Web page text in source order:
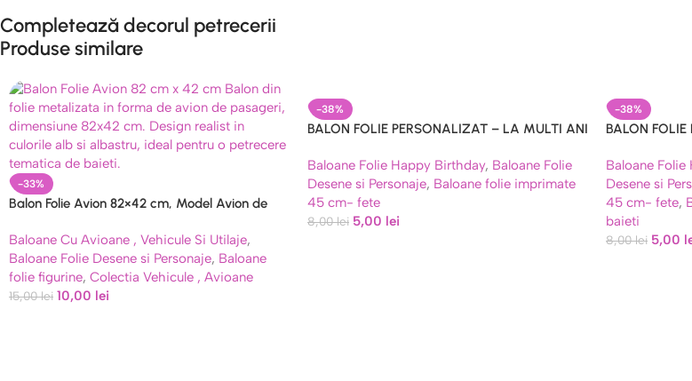
Completează decorul petrecerii
Produse similare
-33%
Balon Folie Avion 82×42 cm, Model Avion de
Baloane Cu Avioane , Vehicule Si Utilaje,
Baloane Folie Desene si Personaje, Baloane
folie figurine, Colectia Vehicule , Avioane
15,00lei 10,00 lei
-38%
BALON FOLIE PERSONALIZAT – LA MULTI ANI
Baloane Folie Happy Birthday, Baloane Folie
Desene si Personaje, Baloane folie imprimate
45 cm- fete
8,00lei 5,00 lei
-38%
BALON
Baloane
Desene si
45 cm- fete,
baieti
8,00lei 5,00